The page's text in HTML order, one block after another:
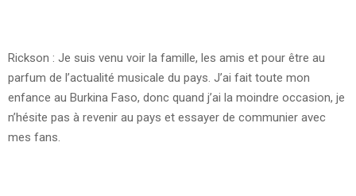
Rickson : Je suis venu voir la famille, les amis et pour être au
parfum de l’actualité musicale du pays. J’ai fait toute mon
enfance au Burkina Faso, donc quand j’ai la moindre occasion, je
n’hésite pas à revenir au pays et essayer de communier avec
mes fans.